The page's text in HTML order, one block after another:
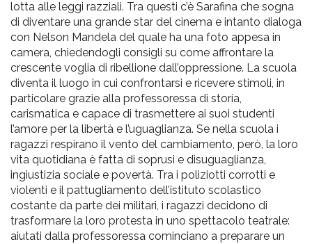
l'infanzia
e
l'adolescenza
lotta alle leggi razziali. Tra questi c’è Sarafina che sogna
di diventare una grande star del cinema e intanto dialoga
con Nelson Mandela del quale ha una foto appesa in
camera, chiedendogli consigli su come affrontare la
crescente voglia di ribellione dall’oppressione. La scuola
diventa il luogo in cui confrontarsi e ricevere stimoli, in
particolare grazie alla professoressa di storia,
carismatica e capace di trasmettere ai suoi studenti
l’amore per la libertà e l’uguaglianza. Se nella scuola i
ragazzi respirano il vento del cambiamento, però, la loro
vita quotidiana è fatta di soprusi e disuguaglianza,
ingiustizia sociale e povertà. Tra i poliziotti corrotti e
violenti e il pattugliamento dell’istituto scolastico
costante da parte dei militari, i ragazzi decidono di
trasformare la loro protesta in uno spettacolo teatrale:
aiutati dalla professoressa cominciano a preparare un